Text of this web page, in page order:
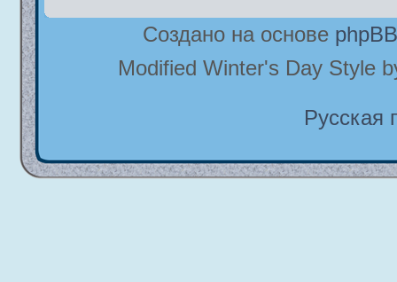
Создано на основе phpBB
Modified Winter's Day Style
Русская